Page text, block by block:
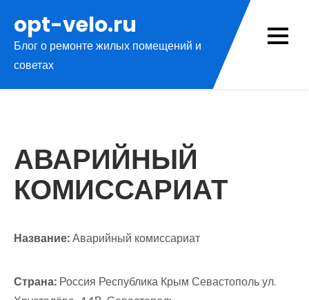
содержимому
opt-velo.ru
Блог о ремонте жилых помещений и
советах
АВАРИЙНЫЙ
КОМИССАРИАТ
Название:Аварийный комиссариат
Страна: Россия Республика Крым Севастополь ул.